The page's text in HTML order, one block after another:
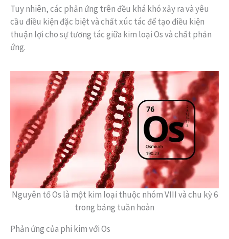
Tuy nhiên, các phản ứng trên đều khá khó xảy ra và yêu
cầu điều kiện đặc biệt và chất xúc tác để tạo điều kiện
thuận lợi cho sự tương tác giữa kim loại Os và chất phản
ứng.
Nguyên tố Os là một kim loại thuộc nhóm VIII và chu kỳ 6
trong bảng tuần hoàn
Phản ứng của phi kim với Os